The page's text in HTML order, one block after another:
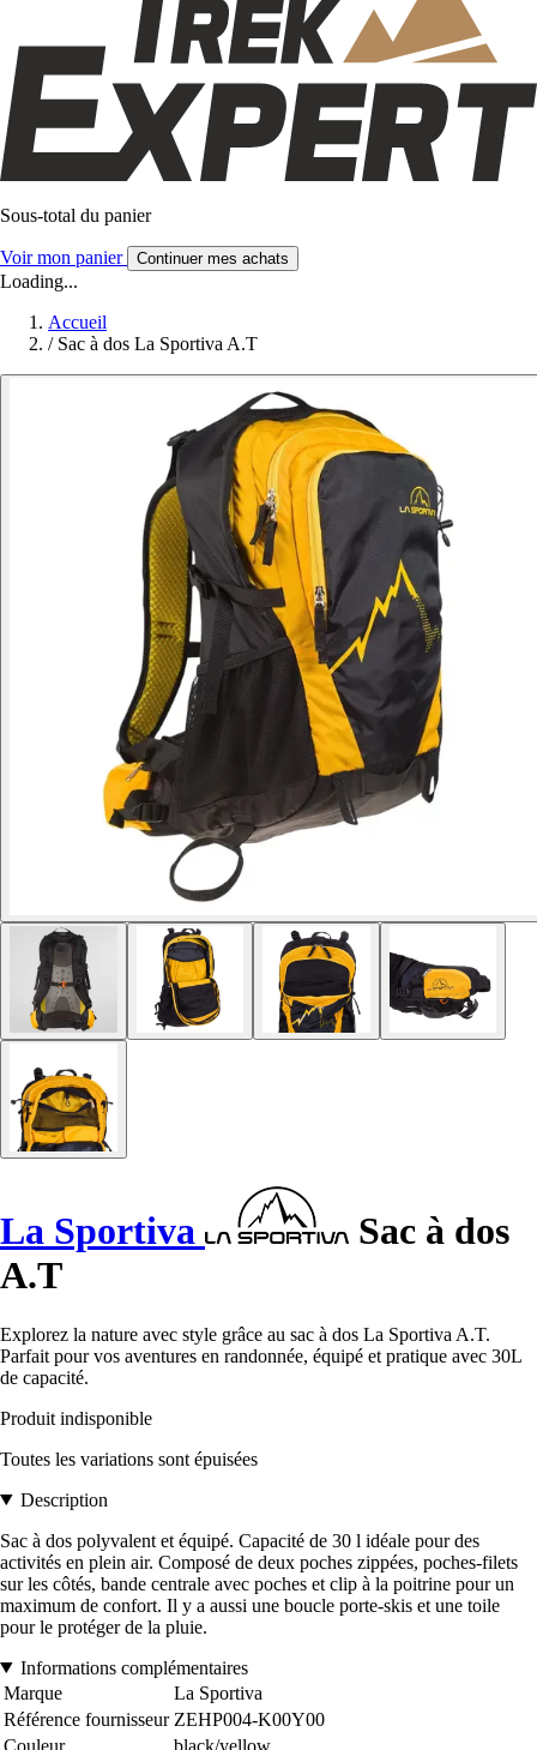
Sous-total du panier
Voir mon panier Continuer mes achats
Loading...
Accueil
/ Sac à dos La Sportiva A.T
La Sportiva
Sac à dos
A.T
Explorez la nature avec style grâce au sac à dos La Sportiva A.T.
Parfait pour vos aventures en randonnée, équipé et pratique avec 30L
de capacité.
Produit indisponible
Toutes les variations sont épuisées
Description
Sac à dos polyvalent et équipé. Capacité de 30 l idéale pour des
activités en plein air. Composé de deux poches zippées, poches-filets
sur les côtés, bande centrale avec poches et clip à la poitrine pour un
maximum de confort. Il y a aussi une boucle porte-skis et une toile
pour le protéger de la pluie.
Informations complémentaires
Marque
La Sportiva
Référence fournisseur ZEHP004-K00Y00
Couleur
black/yellow